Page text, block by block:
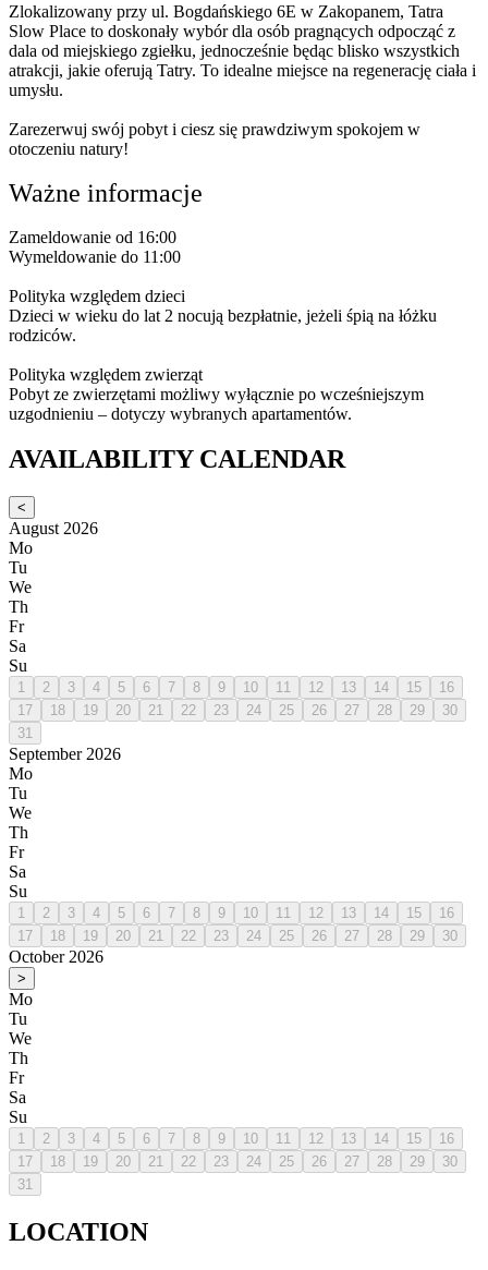
Zlokalizowany przy ul. Bogdańskiego 6E w Zakopanem, Tatra
Slow Place to doskonały wybór dla osób pragnących odpocząć z
dala od miejskiego zgiełku, jednocześnie będąc blisko wszystkich
atrakcji, jakie oferują Tatry. To idealne miejsce na regenerację ciała i
umysłu.
Zarezerwuj swój pobyt i ciesz się prawdziwym spokojem w
otoczeniu natury!
Ważne informacje
Zameldowanie od 16:00
Wymeldowanie do 11:00
Polityka względem dzieci
Dzieci w wieku do lat 2 nocują bezpłatnie, jeżeli śpią na łóżku
rodziców.
Polityka względem zwierząt
Pobyt ze zwierzętami możliwy wyłącznie po wcześniejszym
uzgodnieniu – dotyczy wybranych apartamentów.
AVAILABILITY CALENDAR
<
August 2026
Mo
Tu
We
Th
Fr
Sa
Su
1 2 3 4 5 6 7 8 9 10 11 12 13 14 15
16
17
18 19 20 21 22 23 24 25 26 27 28 29
30
31
September 2026
Mo
Tu
We
Th
Fr
Sa
Su
1 2 3 4 5 6 7 8 9 10 11 12 13 14 15
16
17
18 19 20 21 22 23 24 25 26 27 28 29 30
October 2026
>
Mo
Tu
We
Th
Fr
Sa
Su
1 2 3 4 5 6 7 8 9 10 11 12 13 14 15
16
17
18 19 20 21 22 23 24 25 26 27 28 29
30
31
LOCATION